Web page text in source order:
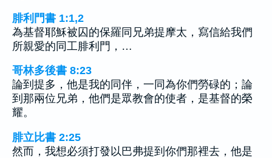
腓利門書 1:1,2
為基督耶穌被囚的保羅同兄弟提摩太，寫信給我們
所親愛的同工腓利門，…
哥林多後書 8:23
論到提多，他是我的同伴，一同為你們勞碌的；論
到那兩位兄弟，他們是眾教會的使者，是基督的榮
耀。
腓立比書 2:25
然而，我想必須打發以巴弗提到你們那裡去，他是